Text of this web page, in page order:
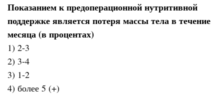
Показанием к предоперационной нутритивной
поддержке является потеря массы тела в течение
месяца (в процентах)
1) 2-3
2) 3-4
3) 1-2
4) более 5 (+)